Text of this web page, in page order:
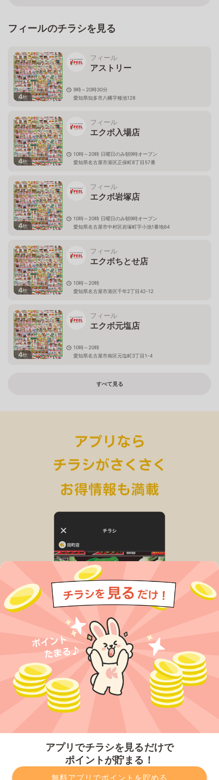
アプリでチラシを見るだけで
ポイントが貯まる！
無料アプリでポイントを貯める
フィールのチラシを見る
4枚
フィール
アストリー
9時～20時30分
愛知県知多市八幡字種池128
4枚
フィール
エクボ入場店
10時～20時 日曜日のみ朝9時オープン
愛知県名古屋市港区正保町8丁目57番
4枚
フィール
エクボ岩塚店
10時～20時 日曜日のみ朝9時オープン
愛知県名古屋市中村区岩塚町字小池1番地64
4枚
フィール
エクボちとせ店
10時～20時
愛知県名古屋市港区千年2丁目42-12
4枚
フィール
エクボ元塩店
10時～20時
愛知県名古屋市南区元塩町3丁目1-4
すべて見る